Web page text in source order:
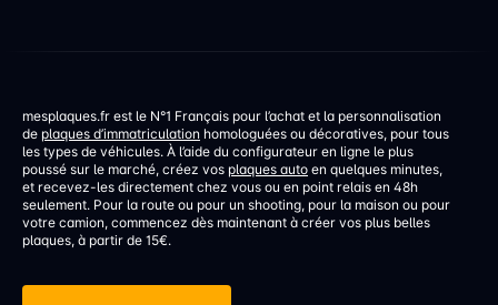
mesplaques.fr est le N°1 Français pour l’achat et la personnalisation
de plaques d’immatriculation homologuées ou décoratives, pour tous
les types de véhicules. À l’aide du configurateur en ligne le plus
poussé sur le marché, créez vos plaques auto en quelques minutes,
et recevez-les directement chez vous ou en point relais en 48h
seulement. Pour la route ou pour un shooting, pour la maison ou pour
votre camion, commencez dès maintenant à créer vos plus belles
plaques, à partir de 15€.